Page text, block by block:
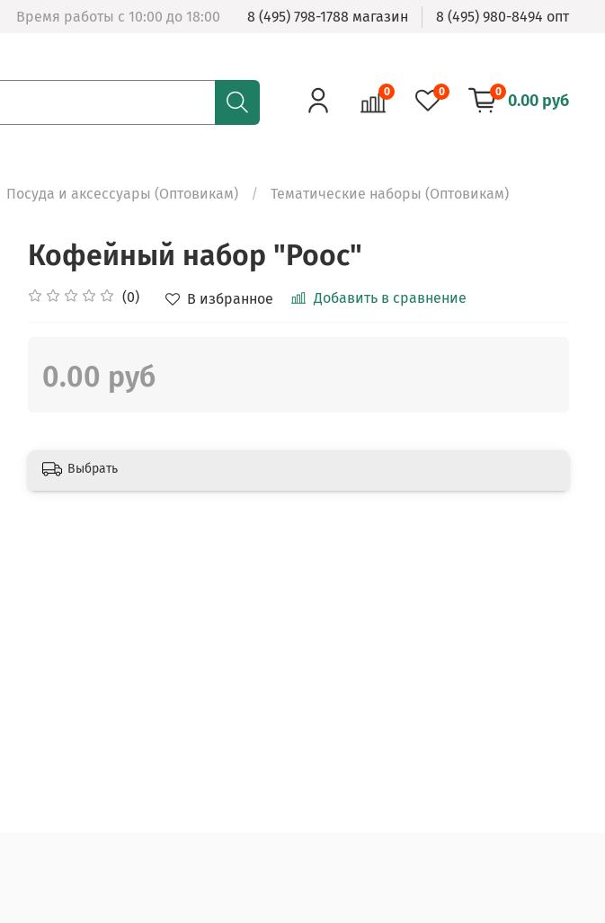
Время работы с 10:00 до 18:00 8 (495) 798-1788 магазин 8 (495) 980-8494 опт
0 0 0 0.00 руб
Посуда и аксессуары (Оптовикам) Тематические наборы (Оптовикам)
Кофейный набор "Роос"
(0) В избранное Добавить в сравнение
0.00 руб
Выбрать